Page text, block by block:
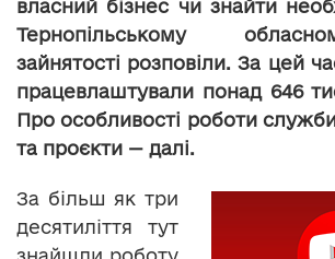
власний бізнес чи знайти
Тернопільському
зайнятості розповіли. За цей
працевлаштували понад 646
Про особливості роботи
та проєкти — далі.
За більш як три
десятиліття тут